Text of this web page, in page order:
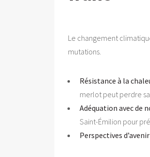
Le changement
mutations.
Résistance à la
merlot peut perdre sa
Adéquation avec de
Saint-Émilion pour
Perspectives d’avenir